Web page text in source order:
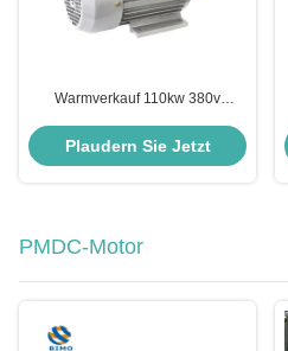
Warmverkauf 110kw 380v
und Staub-
Explosionssicherungsmotor der
Plaudern Sie Jetzt
PMDC-Motor